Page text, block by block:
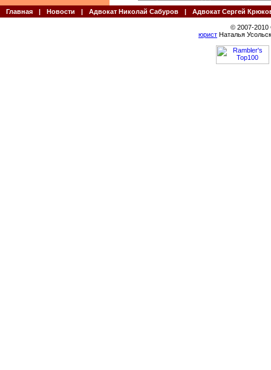
Главная | Новости | Адвокат Николай Сабуров | Адвокат Сергей
© 2007-
юрист Наталья